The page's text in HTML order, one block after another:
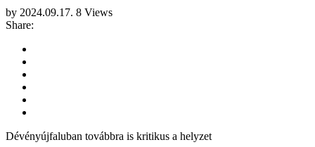
by 2024.09.17. 8 Views
Share:
Dévényújfaluban továbbra is kritikus a helyzet